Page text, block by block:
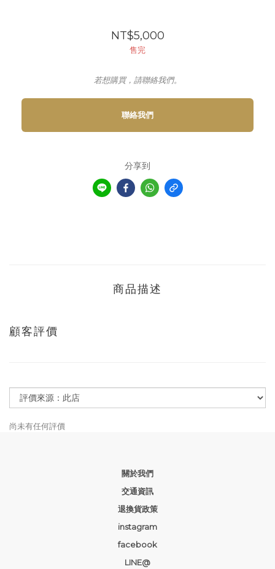
NT$5,000
售完
若想購買，請聯絡我們。
聯絡我們
分享到
商品描述
顧客評價
尚未有任何評價
關於我們
交通資訊
退換貨政策
instagram
facebook
LINE@